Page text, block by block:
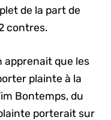
de la part de
contres.
apprenait que les
plainte à la
Bontemps, du
porterait sur